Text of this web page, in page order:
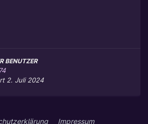
BENUTZER
2. Juli 2024
Impressum